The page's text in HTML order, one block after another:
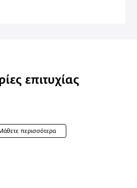
επιτυχίας
περισσότερα